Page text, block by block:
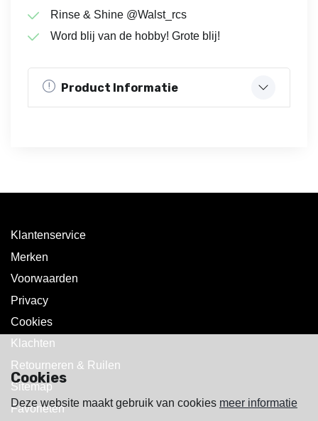
Rinse & Shine @Walst_rcs
Word blij van de hobby! Grote blij!
Product Informatie
Klantenservice
Merken
Voorwaarden
Privacy
Cookies
Klachten
Retourneren & Ruilen
Sitemap
Favorieten
Cookies
Deze website maakt gebruik van cookies meer informatie